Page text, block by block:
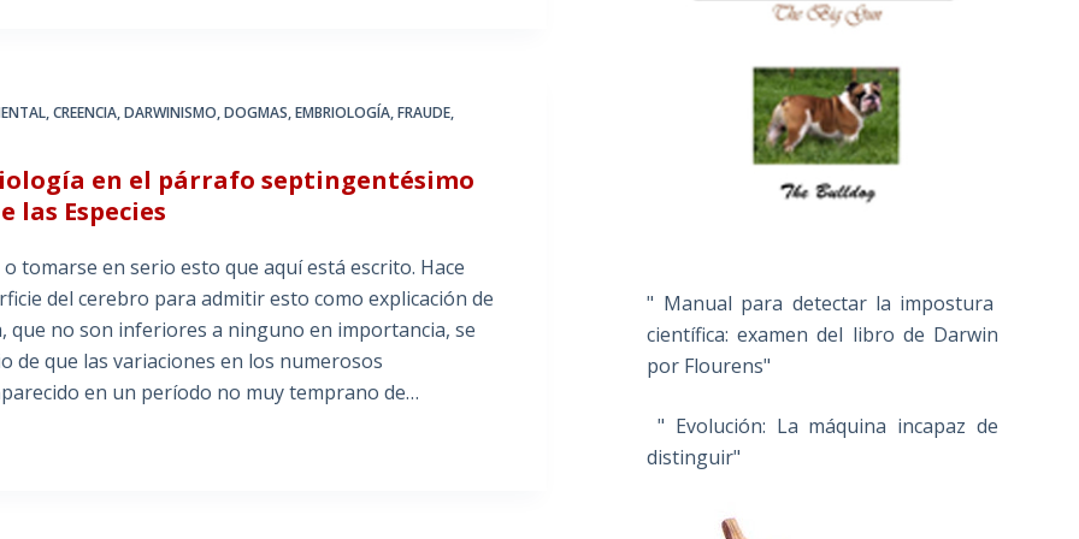
,CREENCIA,DARWINISMO,DOGMAS,EMBRIOLOGÍA,FRAUDE,
en el párrafo septingentésimo
las Especies
tomarse en serio esto que aquí está escrito. Hace
del cerebro para admitir esto como explicación de
no son inferiores a ninguno en importancia, se
de que las variaciones en los numerosos
en un período no muy temprano de…
" Manual para detectar la impostura
científica: examen del libro de Darwin
por Flourens"
" Evolución: La máquina incapaz de
distinguir"